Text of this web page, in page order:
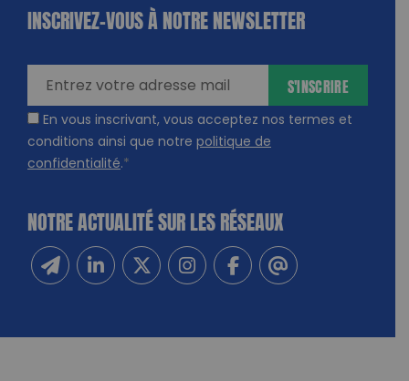
INSCRIVEZ-VOUS À NOTRE NEWSLETTER
En vous inscrivant, vous acceptez nos termes et
conditions ainsi que notre politique de
confidentialité.*
S'INSCRIRE
NOTRE ACTUALITÉ SUR LES RÉSEAUX